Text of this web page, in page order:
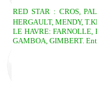
RED STAR : CROS,
HERGAULT, MENDY,
LE HAVRE: FARNOLLE,
GAMBOA, GIMBERT.